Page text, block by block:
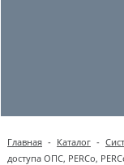
Главная - Каталог -
доступа ОПС, PERCo,